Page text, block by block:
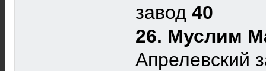
завод 40
26. Муслим
Апрелевский